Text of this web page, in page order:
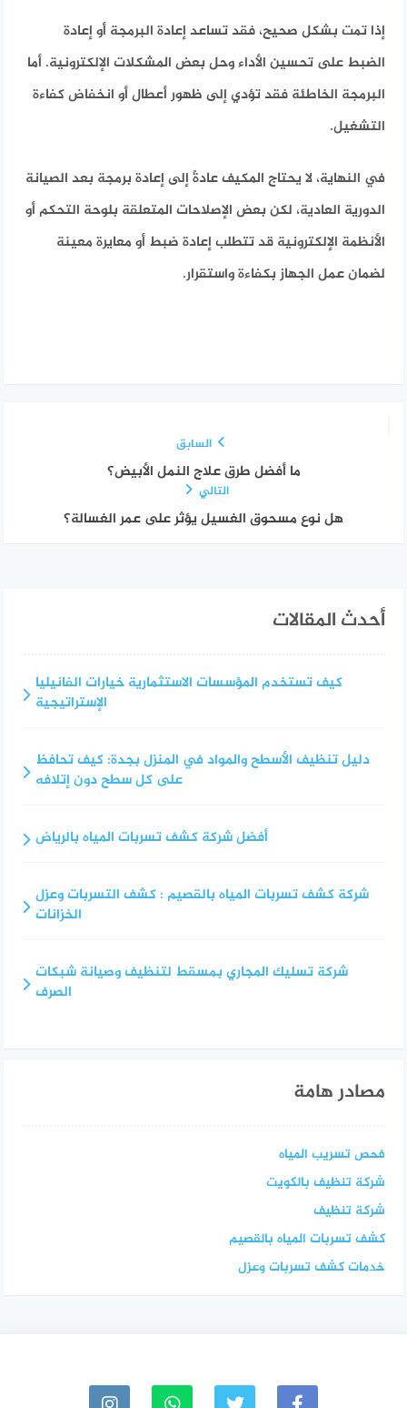
إذا تمت بشكل صحيح، فقد تساعد إعادة البرمجة أو إعادة
الضبط على تحسين الأداء وحل بعض المشكلات الإلكترونية. أما
البرمجة الخاطئة فقد تؤدي إلى ظهور أعطال أو انخفاض كفاءة
التشغيل.
في النهاية، لا يحتاج المكيف عادةً إلى إعادة برمجة بعد الصيانة
الدورية العادية، لكن بعض الإصلاحات المتعلقة بلوحة التحكم أو
الأنظمة الإلكترونية قد تتطلب إعادة ضبط أو معايرة معينة
لضمان عمل الجهاز بكفاءة واستقرار.
السابق
ما أفضل طرق علاج النمل الأبيض؟
التالي
هل نوع مسحوق الغسيل يؤثر على عمر الغسالة؟
أحدث المقالات
كيف تستخدم المؤسسات الاستثمارية خيارات الفانيليا
الإستراتيجية
دليل تنظيف الأسطح والمواد في المنزل بجدة: كيف تحافظ
على كل سطح دون إتلافه
أفضل شركة كشف تسربات المياه بالرياض
شركة كشف تسربات المياه بالقصيم : كشف التسربات وعزل
الخزانات
شركة تسليك المجاري بمسقط لتنظيف وصيانة شبكات
الصرف
مصادر هامة
فحص تسريب المياه
شركة تنظيف بالكويت
شركة تنظيف
كشف تسربات المياه بالقصيم
خدمات كشف تسربات وعزل